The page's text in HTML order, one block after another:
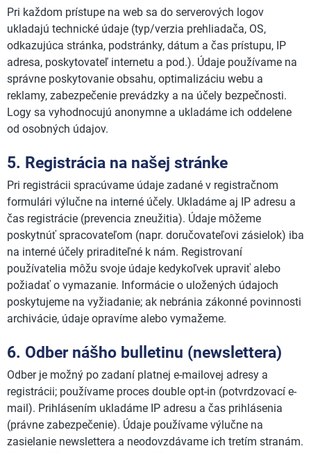
Pri každom prístupe na web sa do serverových logov
ukladajú technické údaje (typ/verzia prehliadača, OS,
odkazujúca stránka, podstránky, dátum a čas prístupu, IP
adresa, poskytovateľ internetu a pod.). Údaje používame na
správne poskytovanie obsahu, optimalizáciu webu a
reklamy, zabezpečenie prevádzky a na účely bezpečnosti.
Logy sa vyhodnocujú anonymne a ukladáme ich oddelene
od osobných údajov.
5. Registrácia na našej stránke
Pri registrácii spracúvame údaje zadané v registračnom
formulári výlučne na interné účely. Ukladáme aj IP adresu a
čas registrácie (prevencia zneužitia). Údaje môžeme
poskytnúť spracovateľom (napr. doručovateľovi zásielok) iba
na interné účely priraditeľné k nám. Registrovaní
používatelia môžu svoje údaje kedykoľvek upraviť alebo
požiadať o vymazanie. Informácie o uložených údajoch
poskytujeme na vyžiadanie; ak nebránia zákonné povinnosti
archivácie, údaje opravíme alebo vymažeme.
6. Odber nášho bulletinu (newslettera)
Odber je možný po zadaní platnej e-mailovej adresy a
registrácii; používame proces double opt-in (potvrdzovací e-
mail). Prihlásením ukladáme IP adresu a čas prihlásenia
(právne zabezpečenie). Údaje používame výlučne na
zasielanie newslettera a neodovzdávame ich tretím stranám.